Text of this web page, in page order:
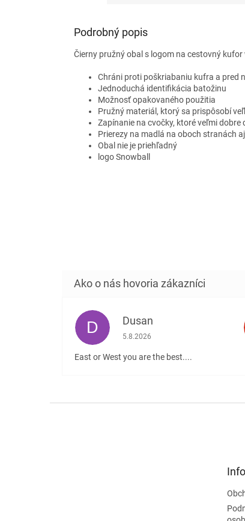
Podrobný popis
Čierny pružný obal s logom na cestovný
Chráni proti poškriabaniu kufra a pred
Jednoduchá identifikácia batožinu
Možnosť opakovaného použitia
Pružný materiál, ktorý sa prispôsobí
Zapínanie na cvočky, ktoré veľmi dobre
Prierezy na madlá na oboch stranách
Obal nie je priehľadný
logo Snowball
D Dusan
Hodnotenie obchodu je 5 z 5
5.8.2026
East or West you are the best....